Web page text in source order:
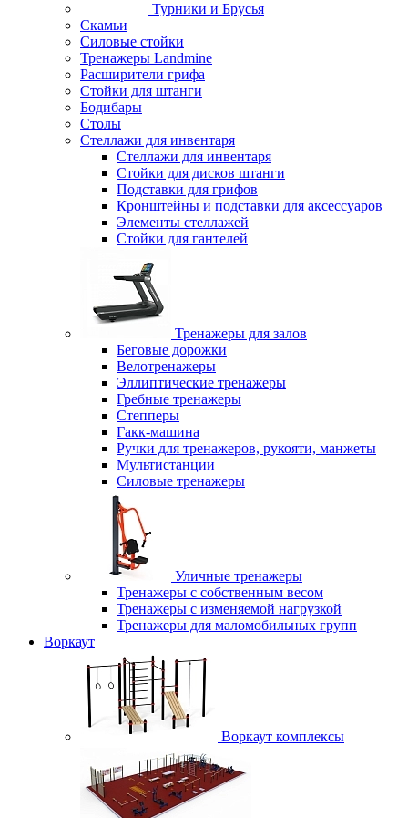
Турники и Брусья
Скамьи
Силовые стойки
Тренажеры Landmine
Расширители грифа
Стойки для штанги
Бодибары
Столы
Стеллажи для инвентаря
Стеллажи для инвентаря
Стойки для дисков штанги
Подставки для грифов
Кронштейны и подставки для аксессуаров
Элементы стеллажей
Стойки для гантелей
Тренажеры для залов
Беговые дорожки
Велотренажеры
Эллиптические тренажеры
Гребные тренажеры
Степперы
Гакк-машина
Ручки для тренажеров, рукояти, манжеты
Мультистанции
Силовые тренажеры
Уличные тренажеры
Тренажеры с собственным весом
Тренажеры с изменяемой нагрузкой
Тренажеры для маломобильных групп
Воркаут
Воркаут комплексы